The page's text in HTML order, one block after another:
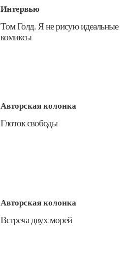
Интервью
​Том Голд. Я не рисую идеальные
комиксы
Авторская колонка
​Глоток свободы
Авторская колонка
​Встреча двух морей